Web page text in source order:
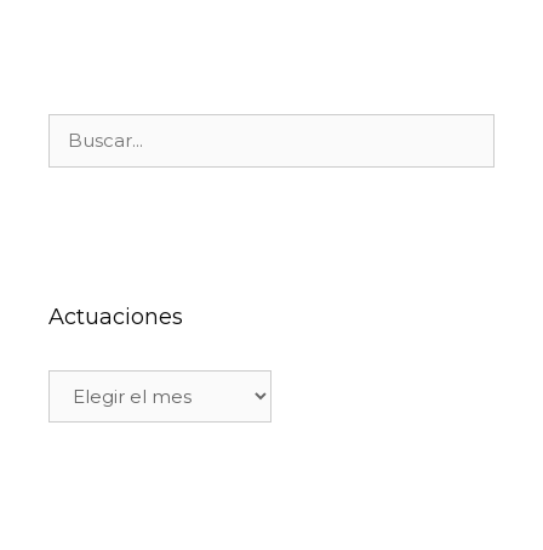
Actuaciones